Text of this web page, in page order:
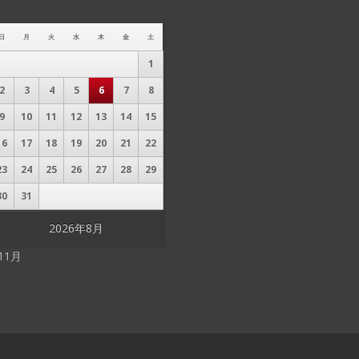
2026年8月
日 月 火 水 木 金 土
1
2
3 4 5 6 7
8
9
10 11 12 13 14
15
17 18 19 20 21
22
24 25 26 27 28
29
31
月